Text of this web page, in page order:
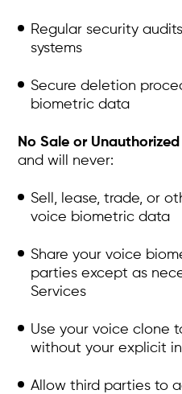
Regular security
systems
Secure deletion
biometric data
No Sale or
and will never:
Sell, lease, trade, or
voice biometric data
Share your voice
parties except as
Services
Use your voice clone
without your explicit
Allow third parties to